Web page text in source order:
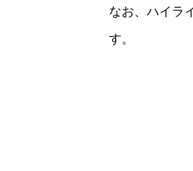
なお、ハイラ
す。